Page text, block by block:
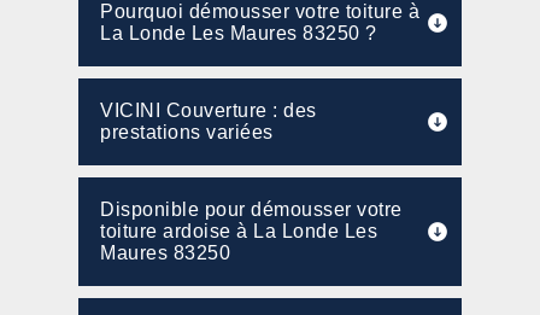
Pourquoi démousser votre toiture à
La Londe Les Maures 83250 ?
VICINI Couverture : des
prestations variées
Disponible pour démousser votre
toiture ardoise à La Londe Les
Maures 83250